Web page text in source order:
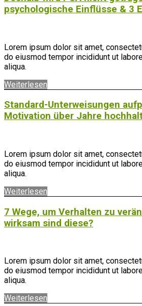
psychologische Einflüsse & 3
Lorem ipsum dolor sit amet,
do eiusmod tempor incididunt ut
aliqua.
Weiterlesen
Standard-Unterweisungen
Motivation über Jahre
Lorem ipsum dolor sit amet,
do eiusmod tempor incididunt ut
aliqua.
Weiterlesen
7 Wege, um Verhalten zu
wirksam sind diese?
Lorem ipsum dolor sit amet,
do eiusmod tempor incididunt ut
aliqua.
Weiterlesen